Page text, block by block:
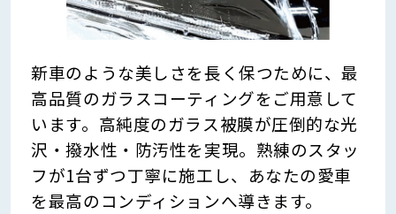
新車のような美しさを長く保つために、最
高品質のガラスコーティングをご用意して
います。高純度のガラス被膜が圧倒的な光
沢・撥水性・防汚性を実現。熟練のスタッ
フが1台ずつ丁寧に施工し、あなたの愛車
を最高のコンディションへ導きます。